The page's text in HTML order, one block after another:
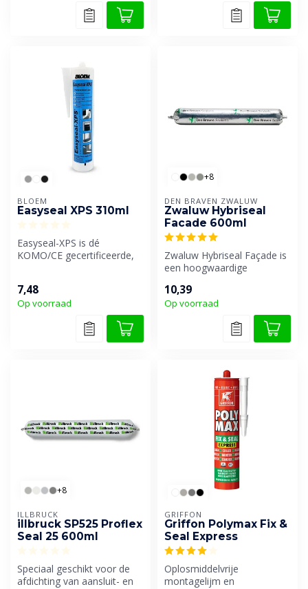
BLOEM
Easyseal XPS 310ml
Easyseal-XPS is dé
KOMO/CE gecertificeerde,
7,48
Op voorraad
+8
DEN BRAVEN ZWALUW
Zwaluw Hybriseal
Facade 600ml
Zwaluw Hybriseal Façade is
een hoogwaardige
afdichtings...
10,39
Op voorraad
+8
ILLBRUCK
illbruck SP525 Proflex
Seal 25 600ml
Speciaal geschikt voor de
afdichting van aansluit- en
GRIFFON
Griffon Polymax Fix &
Seal Express
Oplosmiddelvrije
montagelijm en